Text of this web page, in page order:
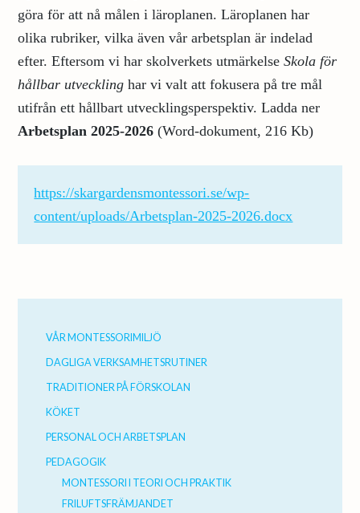
göra för att nå målen i läroplanen. Läroplanen har
olika rubriker, vilka även vår arbetsplan är indelad
efter. Eftersom vi har skolverkets utmärkelseSkola för
hållbar utveckling har vi valt att fokusera på tre mål
utifrån ett hållbart utvecklingsperspektiv. Ladda ner
Arbetsplan 2025-2026 (Word-dokument, 216 Kb)
https://skargardensmontessori.se/wp-
content/uploads/Arbetsplan-2025-2026.docx
sidofält
VÅR MONTESSORIMILJÖ
DAGLIGA VERKSAMHETSRUTINER
TRADITIONER PÅ FÖRSKOLAN
KÖKET
PERSONAL OCH ARBETSPLAN
PEDAGOGIK
MONTESSORI I TEORI OCH PRAKTIK
FRILUFTSFRÄMJANDET